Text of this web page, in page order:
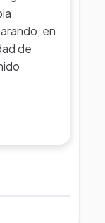
en
de